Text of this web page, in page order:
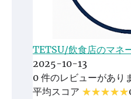
TETSU/飲食店のマネ
2025-10-13
0 件のレビューがあり
平均スコア